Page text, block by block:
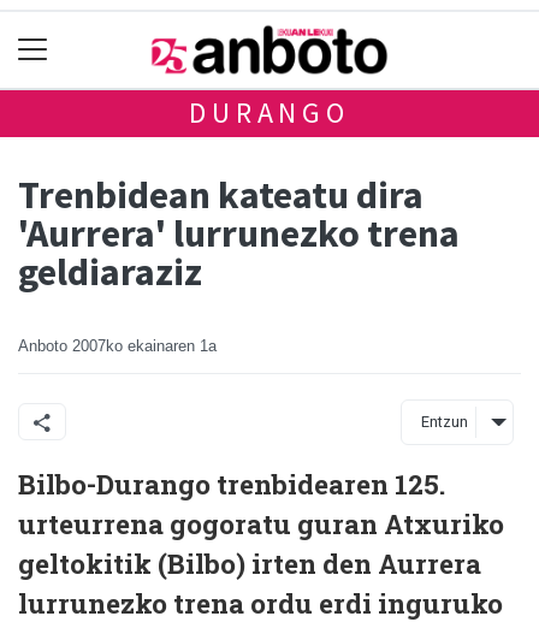
DURANGO
Trenbidean kateatu dira
'Aurrera' lurrunezko trena
geldiaraziz
Anboto 2007ko ekainaren 1a
Entzun
Bilbo-Durango trenbidearen 125.
urteurrena gogoratu guran Atxuriko
geltokitik (Bilbo) irten den Aurrera
lurrunezko trena ordu erdi inguruko